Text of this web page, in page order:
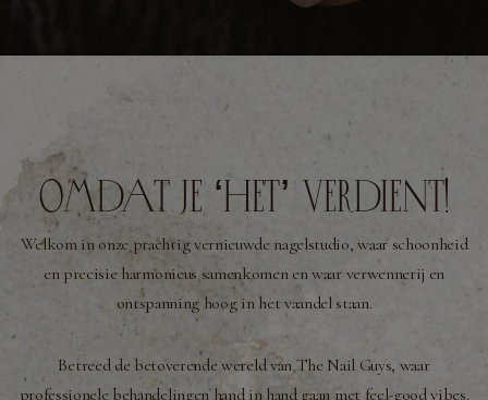
Omdat Je ‘Het’ Verdient!
Welkom in onze prachtig vernieuwde nagelstudio, waar schoonheid
en precisie harmonieus samenkomen en waar verwennerij en
ontspanning hoog in het vaandel staan.
Betreed de betoverende wereld van The Nail Guys, waar
professionele behandelingen hand in hand gaan met feel-good vibes.